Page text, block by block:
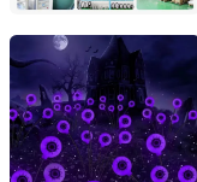
Zhongshan
Guangdong,